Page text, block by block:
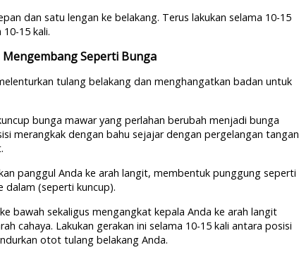
dan satu lengan ke belakang. Terus lakukan selama 10-15
15 kali.
Seperti Bunga
tulang belakang dan menghangatkan badan untuk
bunga mawar yang perlahan berubah menjadi bunga
merangkak dengan bahu sejajar dengan pergelangan tangan
panggul Anda ke arah langit, membentuk punggung seperti
dalam (seperti kuncup).
bawah sekaligus mengangkat kepala Anda ke arah langit
cahaya. Lakukan gerakan ini selama 10-15 kali antara posisi
otot tulang belakang Anda.